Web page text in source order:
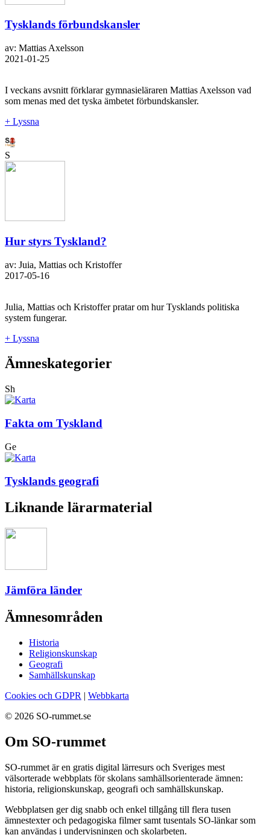
Tysklands förbundskansler
av: Mattias Axelsson
2021-01-25
I veckans avsnitt förklarar gymnasieläraren Mattias Axelsson vad
som menas med det tyska ämbetet förbundskansler.
+ Lyssna
S
Hur styrs Tyskland?
av: Juia, Mattias och Kristoffer
2017-05-16
Julia, Mattias och Kristoffer pratar om hur Tysklands politiska
system fungerar.
+ Lyssna
Ämneskategorier
Sh
Fakta om Tyskland
Ge
Tysklands geografi
Liknande lärarmaterial
Jämföra länder
Ämnesområden
Historia
Religionskunskap
Geografi
Samhällskunskap
Cookies och GDPR | Webbkarta
© 2026 SO-rummet.se
Om SO-rummet
SO-rummet är en gratis digital lärresurs och Sveriges mest
välsorterade webbplats för skolans samhällsorienterade ämnen:
historia, religionskunskap, geografi och samhällskunskap.
Webbplatsen ger dig snabb och enkel tillgång till flera tusen
ämnestexter och pedagogiska filmer samt tusentals SO-länkar som
kan användas i undervisningen och skolarbeten.